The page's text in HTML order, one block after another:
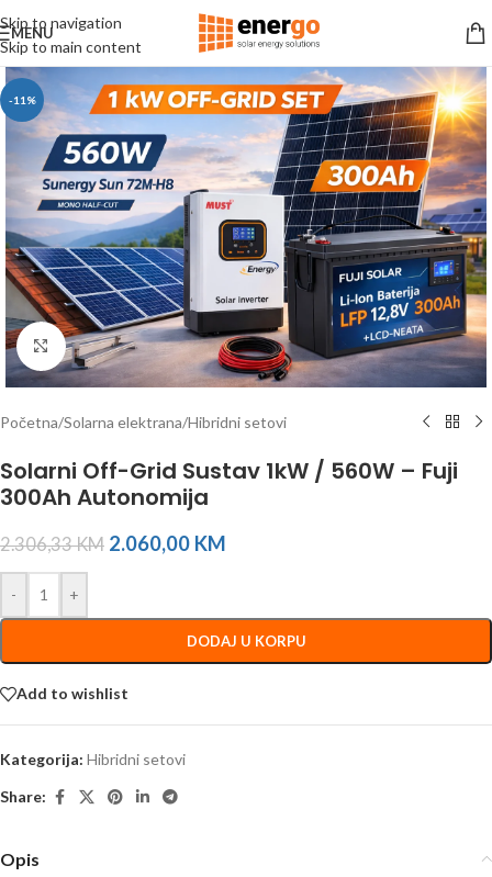
Skip to navigation
Skip to main content
MENU
-11%
Click to enlarge
Početna/Solarna elektrana/Hibridni setovi
Solarni Off-Grid Sustav 1kW / 560W – Fuji
300Ah Autonomija
2.306,33KM 2.060,00 KM
- +
DODAJ U KORPU
Add to wishlist
Kategorija: Hibridni setovi
Share:
Opis